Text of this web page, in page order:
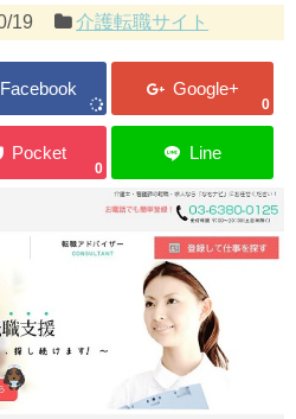
19 介護転職サイト
0
0